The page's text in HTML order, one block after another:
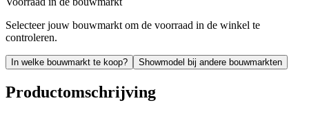
Selecteer jouw bouwmarkt om de voorraad in de winkel te
controleren.
In welke bouwmarkt te koop? Showmodel bij andere bouwmarkten
Productomschrijving